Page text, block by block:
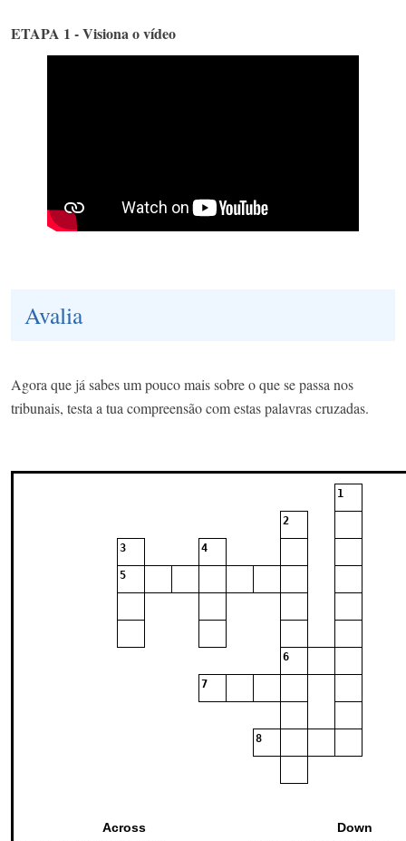
ETAPA 1 - Visiona o vídeo
Avalia
Agora que já sabes um pouco mais sobre o que se passa nos
tribunais, testa a tua compreensão com estas palavras cruzadas.